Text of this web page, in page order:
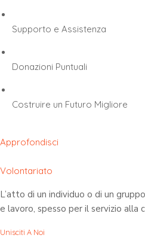
Supporto e Assistenza
Donazioni Puntuali
Costruire un Futuro Migliore
Approfondisci
Volontariato
L’atto di un individuo o di un
e lavoro, spesso per il servizio alla
Unisciti A Noi